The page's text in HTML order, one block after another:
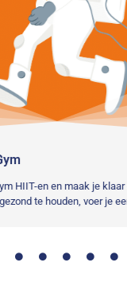
HIIT-en en maak je klaar
te houden, voer je